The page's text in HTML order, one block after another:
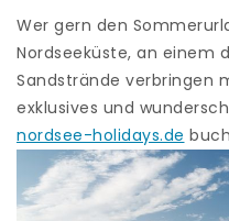
Wer gern den
Nordseeküste, an einem
Sandstrände verbringen
exklusives und
nordsee-holidays.de